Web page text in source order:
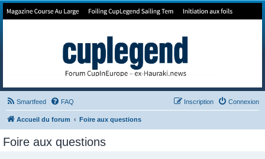
Forum de Cup In Europe
Smartfeed FAQ Connexion
Inscription
Accueil du forum Foire aux questions
Foire aux questions